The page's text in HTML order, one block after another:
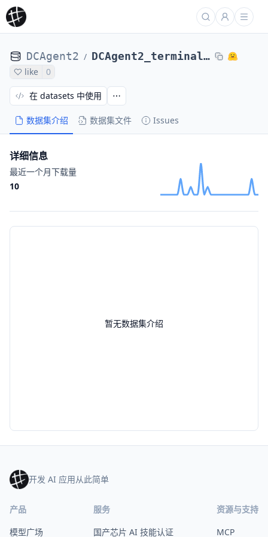
DCAgent2 / DCAgent2_terminal_bench_2_DCAgent_r2egymGPT5CodexPassed-nl2bash-bugsseq_Qwen3-8f47471c7
like 0
数据集介绍 数据集文件 Issues
在 datasets 中使用
暂无数据集介绍
详细信息
最近一个月下载量
10
开发 AI 应用从此简单
产品
模型广场
服务
国产芯片 AI 技能认证
资源与支持
MCP